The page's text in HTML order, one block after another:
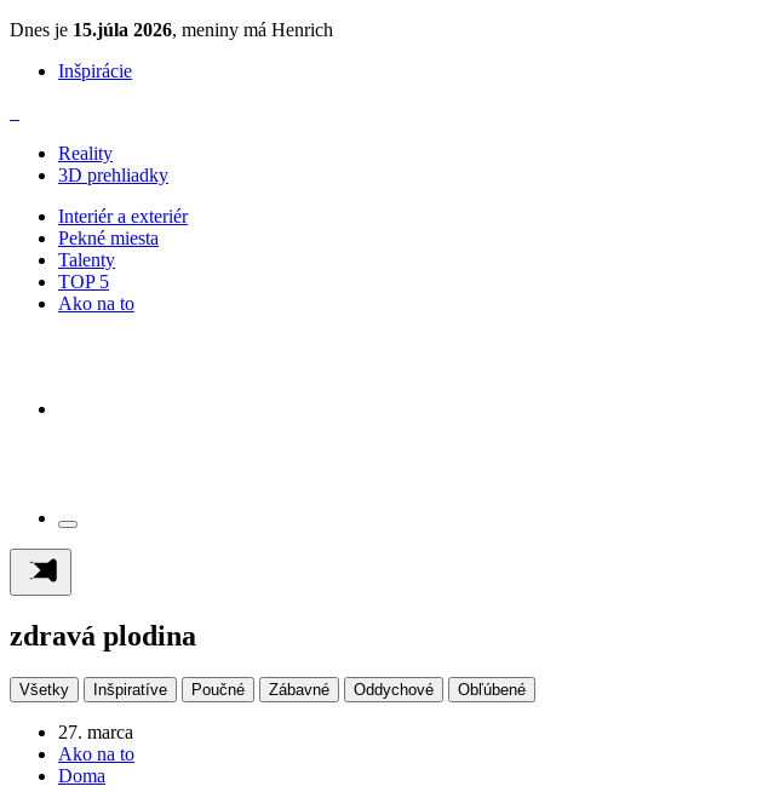
Dnes je 15.júla 2026, meniny má Henrich
Inšpirácie
Reality
3D prehliadky
Interiér a exteriér
Pekné miesta
Talenty
TOP 5
Ako na to
zdravá plodina
Všetky Inšpiratíve Poučné Zábavné Oddychové Obľúbené
27. marca
Ako na to
Doma